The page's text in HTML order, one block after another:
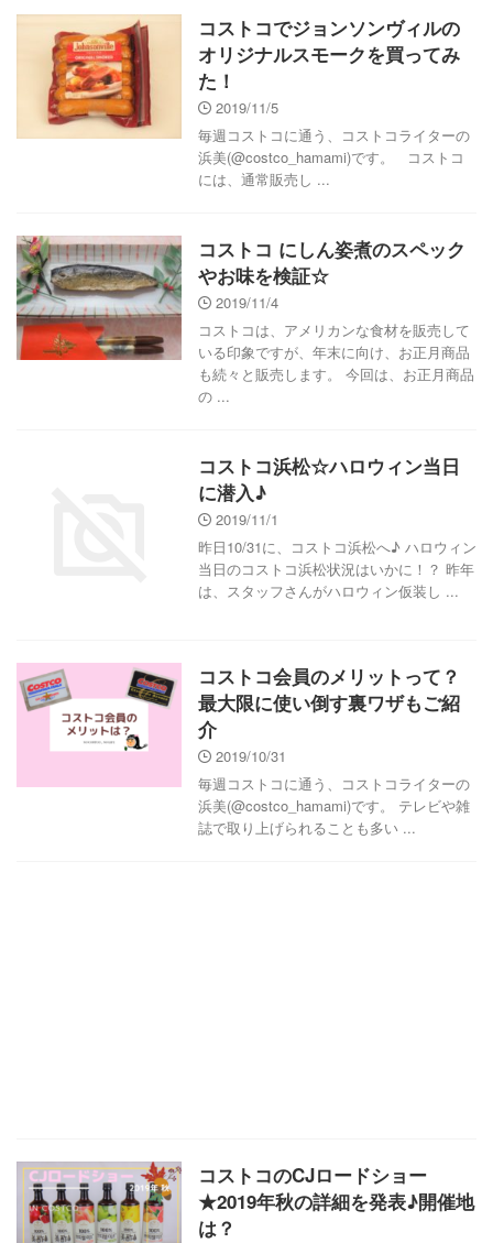
コストコでジョンソンヴィルの
オリジナルスモークを買ってみ
た！
2019/11/5
毎週コストコに通う、コストコライターの
浜美(@costco_hamami)です。 コストコ
には、通常販売し ...
コストコ にしん姿煮のスペック
やお味を検証☆
2019/11/4
コストコは、アメリカンな食材を販売して
いる印象ですが、年末に向け、お正月商品
も続々と販売します。 今回は、お正月商品
の ...
コストコ浜松☆ハロウィン当日
に潜入♪
2019/11/1
昨日10/31に、コストコ浜松へ♪ ハロウィン
当日のコストコ浜松状況はいかに！？ 昨年
は、スタッフさんがハロウィン仮装し ...
コストコ会員のメリットって？
最大限に使い倒す裏ワザもご紹
介
2019/10/31
毎週コストコに通う、コストコライターの
浜美(@costco_hamami)です。 テレビや雑
誌で取り上げられることも多い ...
コストコのCJロードショー
★2019年秋の詳細を発表♪開催地
は？